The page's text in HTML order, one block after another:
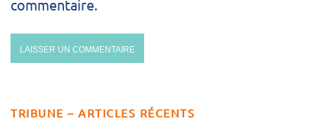
commentaire.
TRIBUNE – ARTICLES RÉCENTS